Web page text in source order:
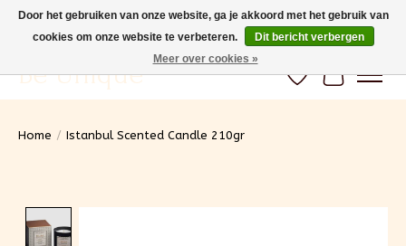
Gratis verzending vanaf 100€ (BE) Snelle levering
Be Unique Verlanglijst
Home / Istanbul Scented Candle 210gr
Door het gebruiken van onze website, ga je akkoord met het gebruik van
cookies om onze website te verbeteren.
Dit bericht verbergen
Meer over cookies »